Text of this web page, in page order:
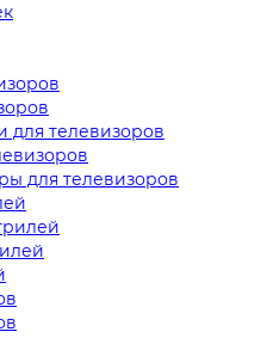
для телевизоров
для телевизоров